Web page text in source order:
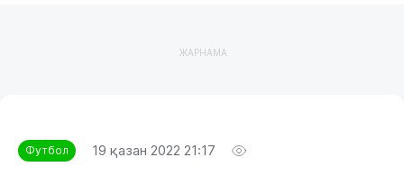
ЖАРНАМА
Футбол 19 қазан 2022 21:17